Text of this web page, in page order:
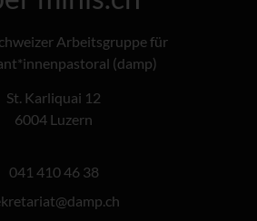
Arbeitsgruppe für
(damp)
St. Karliquai 12
6004 Luzern
041 410 46 38
hc.pmad